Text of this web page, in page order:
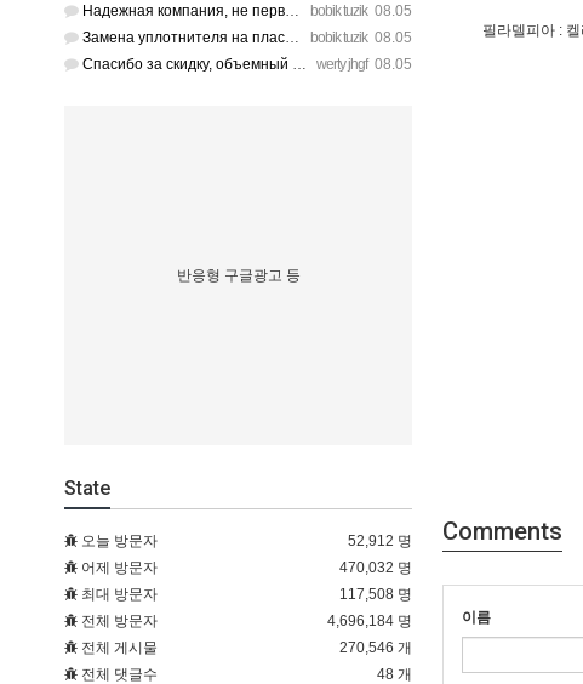
필라델피아 :
Comments
이름
bobik tuzik 08.05
Надежная компания, не первый раз обращаюсь к ним за обслужив…
bobik tuzik 08.05
Замена уплотнителя на пластиковых окнах на балконе решила пр…
werty jhgf 08.05
Спасибо за скидку, объемный перевод документов обошелся деше…
반응형 구글광고 등
State
오늘 방문자
52,912 명
어제 방문자
470,032 명
최대 방문자
117,508 명
전체 방문자
4,696,184 명
전체 게시물
270,546 개
전체 댓글수
48 개